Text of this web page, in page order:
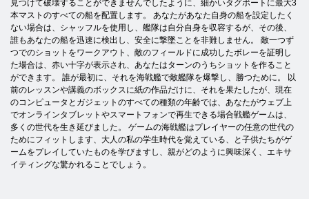
見つけて破壊することができませんでしたように、細かいタグボートに最大3
本マストのすべての船を配置します。 あなたがあなた自身の船を設定したく
ない場合は、シャッフルを使用し、艦隊は自分自身を収容するが、その後、
誰もあなたの船を迅速に検出し、安全に撃墜ことを非難しません。 敵一つず
つでのショットをワークアウト、敵のフィールドに成功したボレーを証明し
た場合は、赤い十字が表示され、あなたはターンのうちショットを作ること
ができます。 誰が最初に、それを海戦艦で敵艦隊を爆撃し、勝つために。 以
前のレッスンや講義のボックスに紙の作品だけに、それを果たしたが、現在
のコンピュータとガジェットのすべての種類の年齢では、あなたがウェブ上
でオンラインタブレットやスマートフォンで再生できる場合戦艦ゲームは、
多くの世代を生き延びました。 ゲームの海戦艦はプレイヤーの任意の世代の
ためにフィットします、大人の私の学生時代を覚えている、と子供たちがゲ
ームをプレイしていたものを学びますし、親がどのように興味深く、エキサ
イティングな驚かれることでしょう。